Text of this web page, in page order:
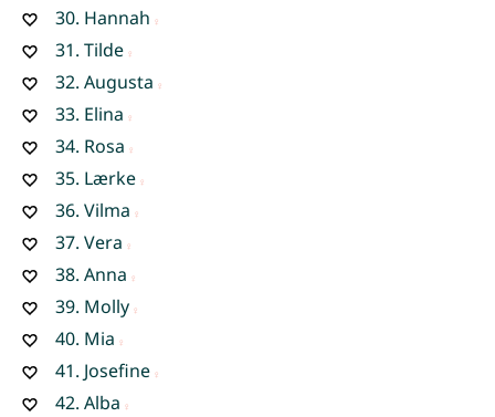
30. Hannah
31. Tilde
32. Augusta
33. Elina
34. Rosa
35. Lærke
36. Vilma
37. Vera
38. Anna
39. Molly
40. Mia
41. Josefine
42. Alba